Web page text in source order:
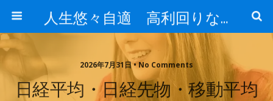
人生悠々自適 高利回りな投資法!
2026年7月31日 • No Comments
日経平均・日経先物・移動平均